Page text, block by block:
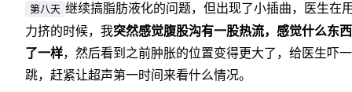
第八天 继续搞脂肪液化的问题，但出现了小插曲，医生在
力挤的时候，我突然感觉腹股沟有一股热流，感觉什么东
了一样，然后看到之前肿胀的位置变得更大了，给医生吓一
跳，赶紧让超声第一时间来看什么情况。